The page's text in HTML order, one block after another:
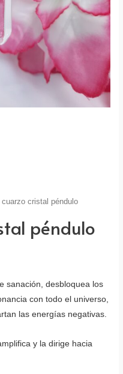
cuarzo cristal péndulo
péndulo
sanación, desbloquea los
con todo el universo,
las energías negativas.
y la dirige hacia